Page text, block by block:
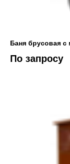
Баня брусовая с
По запросу